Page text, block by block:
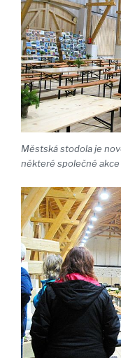
Městská stodola je
některé společné akce